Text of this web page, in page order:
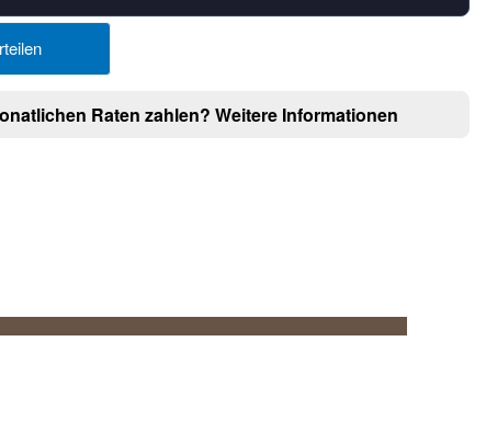
Raten zahlen? Weitere Informationen